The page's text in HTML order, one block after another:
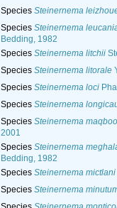
Species Steinernema
Species Steinernema
Bedding, 1982
Species Steinernema litchii
Species Steinernema litorale
Species Steinernema loci
Species Steinernema
Species Steinernema
2001
Species Steinernema
Bedding, 1982
Species Steinernema mictlani
Species Steinernema